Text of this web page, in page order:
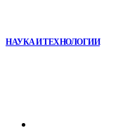
НАУКА И ТЕХНОЛОГИИ